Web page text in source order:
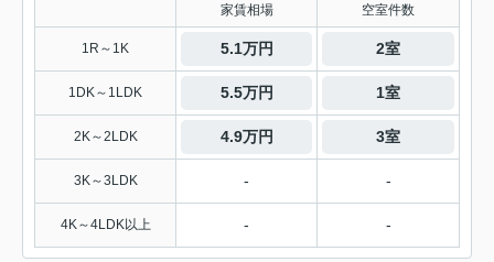
家賃相場 空室件数
1R～1K 5.1万円 2室
1DK～1LDK 5.5万円 1室
2K～2LDK 4.9万円 3室
3K～3LDK - -
4K～4LDK以上 - -